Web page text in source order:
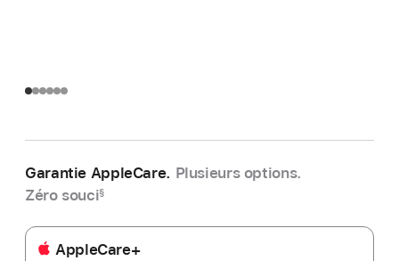
Garantie AppleCare. Plusieurs options.
Zéro souci§
AppleCare+